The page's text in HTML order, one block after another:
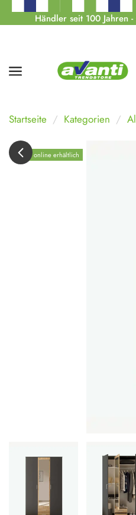
Händler seit 100 Jahren
Startseite Kategorien
Nur online erhältlich